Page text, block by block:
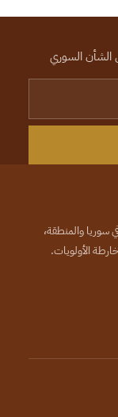
الشأن السوري
والمنطقة،
الأولويات.